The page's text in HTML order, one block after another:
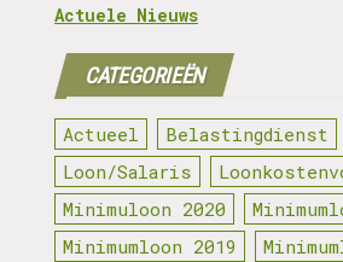
Actuele Nieuws
CATEGORIEËN
Actueel Belastingdienst
Loon/Salaris
Minimuloon 2020
Minimumloon 2019